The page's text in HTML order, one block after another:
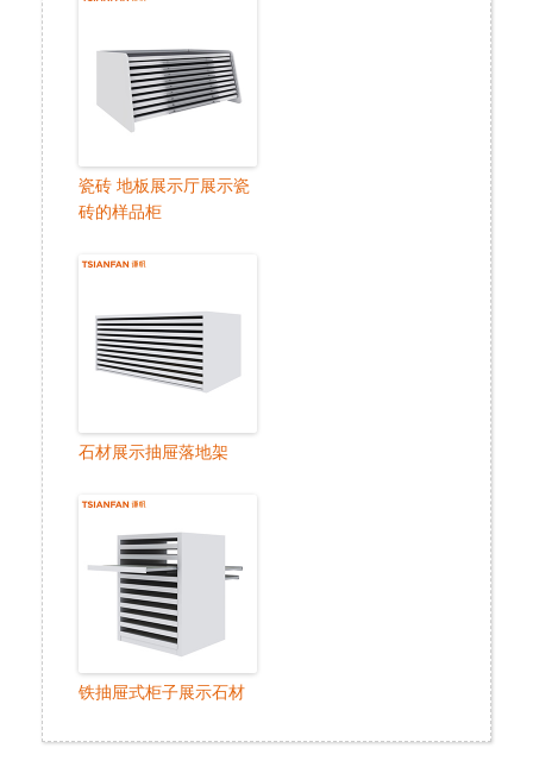
瓷砖 地板展示厅展示瓷
砖的样品柜
石材展示抽屉落地架
铁抽屉式柜子展示石材